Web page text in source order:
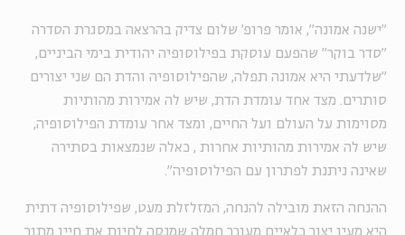
"ישנה אמונה", אומר פרופ' שלום צדיק בהרצאה במסגרת הסדרה
"סדר בוקר" שהפעם עוסקת בפילוסופיה יהודית בימי הביניים,
"שלדעתי היא אמונה תפלה, שהפילוסופיה והדת הם שני יצורים
סותרים. מצד אחד עומדת הדת, שיש לה אמירות מהותיות
מסוימות על העולם ועל החיים, ומצד אחר עומדת הפילוסופיה,
שיש לה אמירות מהותיות אחרות , כאלה שנמצאות בסתירה
שאינה ניתנת לפתרון עם הפילוסופיה".
ההנחה הזאת מובילה להנחה, המזלזלת מעט, שפילוסופיה דתית
היא מעין יצור כלאיים מעורר חמלה שמנסה לחיות את חייו מתוך